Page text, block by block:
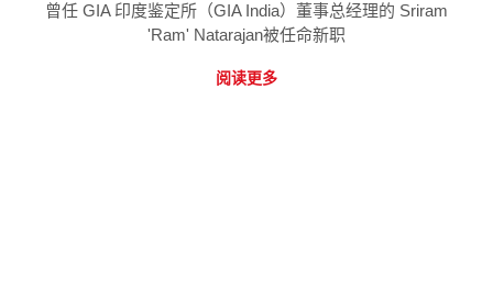
曾任 GIA 印度鉴定所（GIA India）董事总经理的 Sriram
'Ram' Natarajan被任命新职
阅读更多